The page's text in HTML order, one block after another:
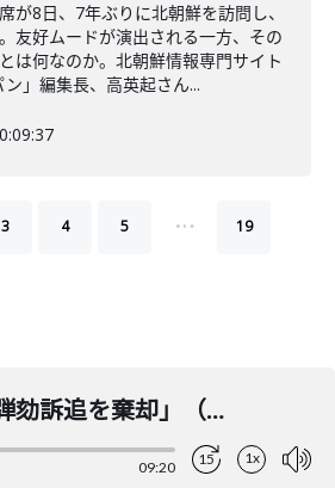
が8日、7年ぶりに北朝鮮を訪問し、
友好ムードが演出される一方、その
は何なのか。北朝鮮情報専門サイト
ン」編集長、高英起さん...
3 4 5 … 19
「韓国、首相の弾劾訴追を棄却」（ナビゲーター：吉田まゆ／コメンテーター：徐台教）2025年3月25日(火)
09:20 15 1x